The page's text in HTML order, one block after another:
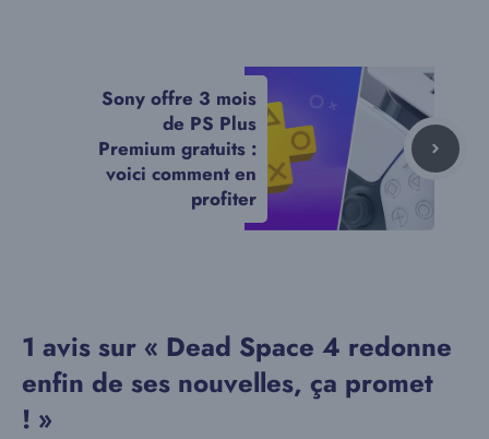
Sony offre 3 mois
de PS Plus
Premium gratuits :
voici comment en
profiter
1 avis sur « Dead Space 4 redonne
enfin de ses nouvelles, ça promet
! »